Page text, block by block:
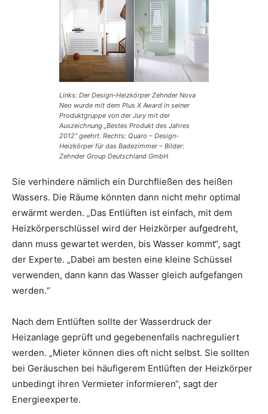
Links: Der Design-Heizkörper Zehnder Nova
Neo wurde mit dem Plus X Award in seiner
Produktgruppe von der Jury mit der
Auszeichnung „Bestes Produkt des Jahres
2012“ geehrt. Rechts: Quaro – Design-
Heizkörper für das Badezimmer – Bilder:
Zehnder Group Deutschland GmbH
Sie verhindere nämlich ein Durchfließen des heißen
Wassers. Die Räume könnten dann nicht mehr optimal
erwärmt werden. „Das Entlüften ist einfach, mit dem
Heizkörperschlüssel wird der Heizkörper aufgedreht,
dann muss gewartet werden, bis Wasser kommt“, sagt
der Experte. „Dabei am besten eine kleine Schüssel
verwenden, dann kann das Wasser gleich aufgefangen
werden.“
Nach dem Entlüften sollte der Wasserdruck der
Heizanlage geprüft und gegebenenfalls nachreguliert
werden. „Mieter können dies oft nicht selbst. Sie sollten
bei Geräuschen bei häufigerem Entlüften der Heizkörper
unbedingt ihren Vermieter informieren“, sagt der
Energieexperte.